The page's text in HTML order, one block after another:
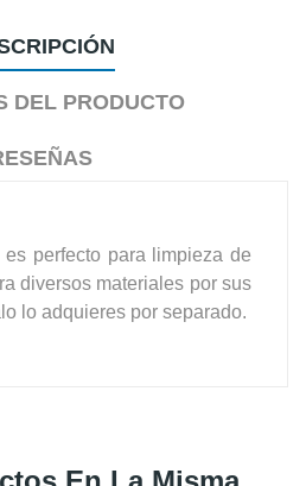
DEL PRODUCTO
perfecto para limpieza de
diversos materiales por sus
lo adquieres por separado.